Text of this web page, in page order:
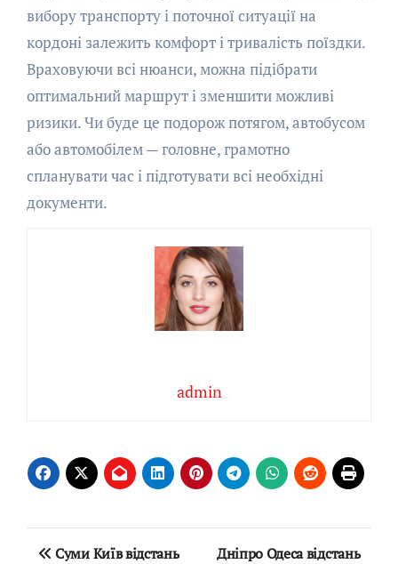
вибору транспорту і поточної ситуації на
кордоні залежить комфорт і тривалість поїздки.
Враховуючи всі нюанси, можна підібрати
оптимальний маршрут і зменшити можливі
ризики. Чи буде це подорож потягом, автобусом
або автомобілем — головне, грамотно
спланувати час і підготувати всі необхідні
документи.
admin
Навігація
Суми Київ відстань Дніпро Одеса відстань